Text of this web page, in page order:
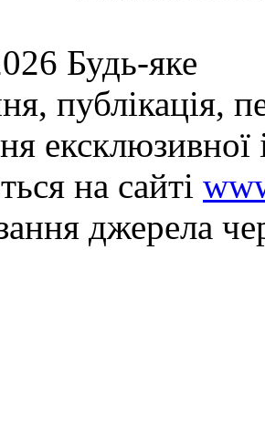
Будь-яке
публiкацiя,
на сайті
джерела